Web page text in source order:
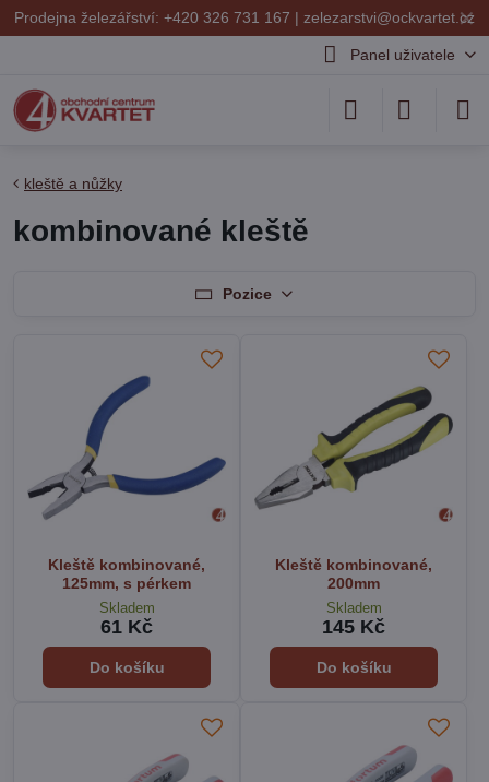
✕
Prodejna železářství: +420 326 731 167 | zelezarstvi@ockvartet.cz
Panel uživatele
kleště a nůžky
kombinované kleště
Pozice
Kleště kombinované,
125mm, s pérkem
Skladem
61 Kč
Do košíku
Kleště kombinované,
200mm
Skladem
145 Kč
Do košíku